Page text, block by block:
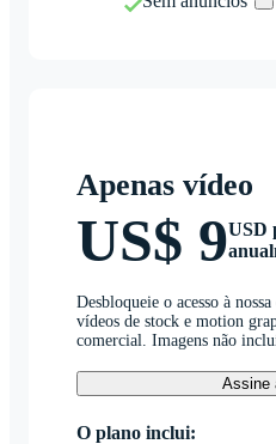
Apenas vídeo
US$ 9USD
Desbloqueie o acesso à
vídeos de stock e motion
comercial. Imagens não
Assine
O plano inclui: